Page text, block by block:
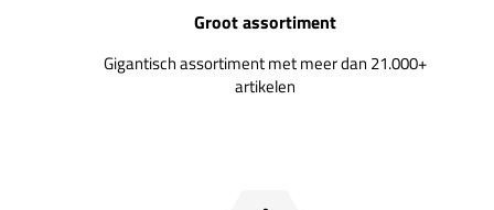
Groot assortiment
Gigantisch assortiment met meer dan 21.000+
artikelen